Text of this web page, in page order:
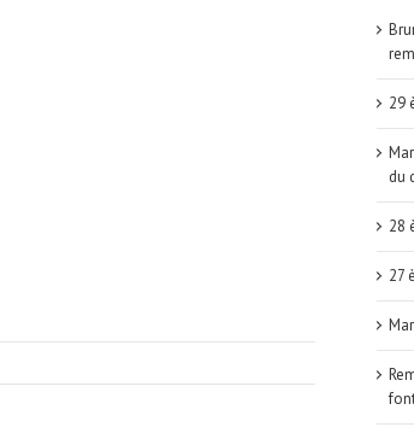
29
du
28
27